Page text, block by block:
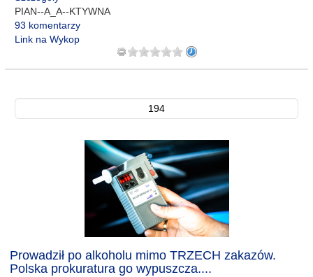
PIAN--A_A--KTYWNA
93 komentarzy
Link na Wykop
194
Prowadził po alkoholu mimo TRZECH zakazów.
Polska prokuratura go wypuszcza....